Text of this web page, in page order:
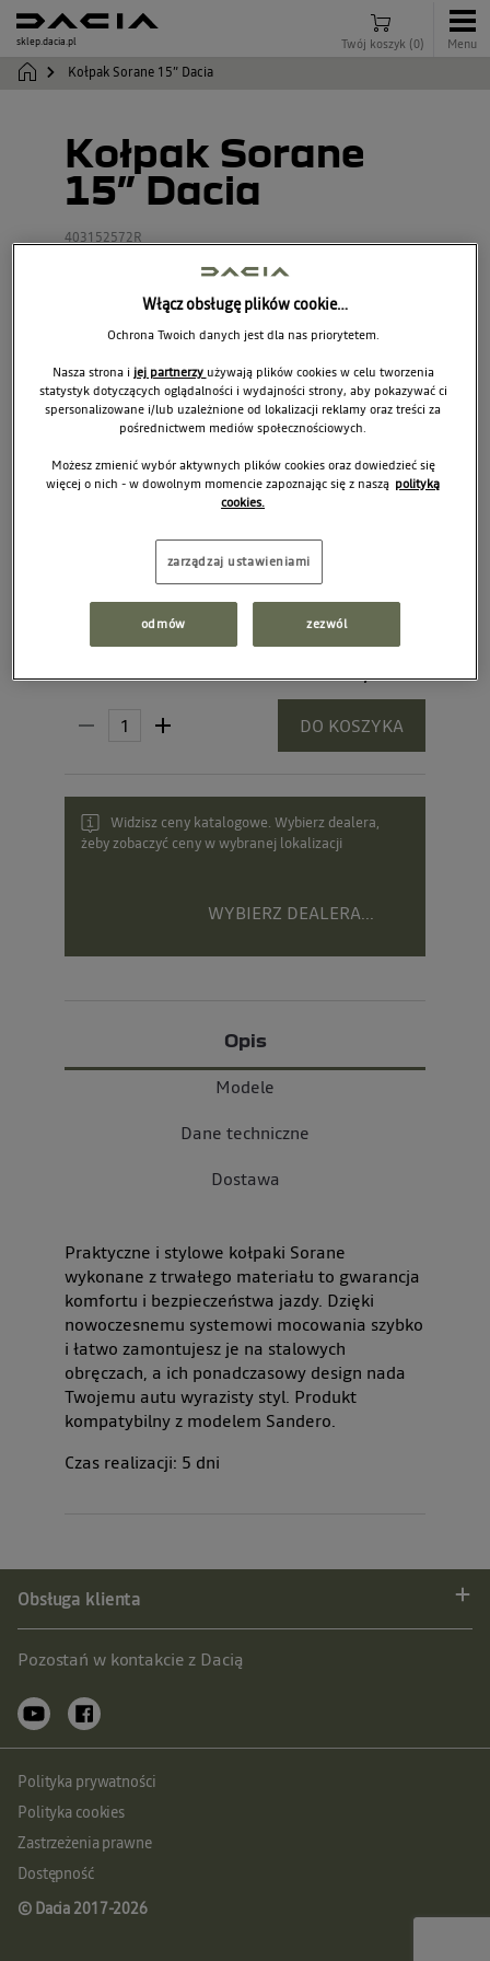
sklep.dacia.pl Twój koszyk (0) Menu
Kołpak Sorane 15” Dacia
Kołpak Sorane
15” Dacia
403152572R
90,00 zł
DO KOSZYKA
Widzisz ceny katalogowe. Wybierz dealera,
żeby zobaczyć ceny w wybranej lokalizacji
WYBIERZ DEALERA...
Opis
Modele
Dane techniczne
Dostawa
Praktyczne i stylowe kołpaki Sorane
wykonane z trwałego materiału to gwarancja
komfortu i bezpieczeństwa jazdy. Dzięki
nowoczesnemu systemowi mocowania szybko
i łatwo zamontujesz je na stalowych
obręczach, a ich ponadczasowy design nada
Twojemu autu wyrazisty styl. Produkt
kompatybilny z modelem Sandero.
Czas realizacji: 5 dni
Obsługa klienta
Pozostań w kontakcie z Dacią
Polityka prywatności
Polityka cookies
Zastrzeżenia prawne
Dostępność
© Dacia 2017-2026
Włącz obsługę plików cookie…
Ochrona Twoich danych jest dla nas priorytetem.
Nasza strona i jej partnerzy używają plików cookies w celu tworzenia
statystyk dotyczących oglądalności i wydajności strony, aby pokazywać ci
spersonalizowane i/lub uzależnione od lokalizacji reklamy oraz treści za
pośrednictwem mediów społecznościowych.
Możesz zmienić wybór aktywnych plików cookies oraz dowiedzieć się
więcej o nich - w dowolnym momencie zapoznając się z naszą polityką
cookies.
zarządzaj ustawieniami
odmów zezwól